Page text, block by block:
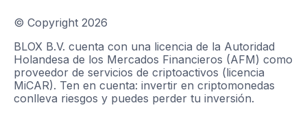
© Copyright 2026
BLOX B.V. cuenta con una licencia de la Autoridad
Holandesa de los Mercados Financieros (AFM) como
proveedor de servicios de criptoactivos (licencia
MiCAR). Ten en cuenta: invertir en criptomonedas
conlleva riesgos y puedes perder tu inversión.